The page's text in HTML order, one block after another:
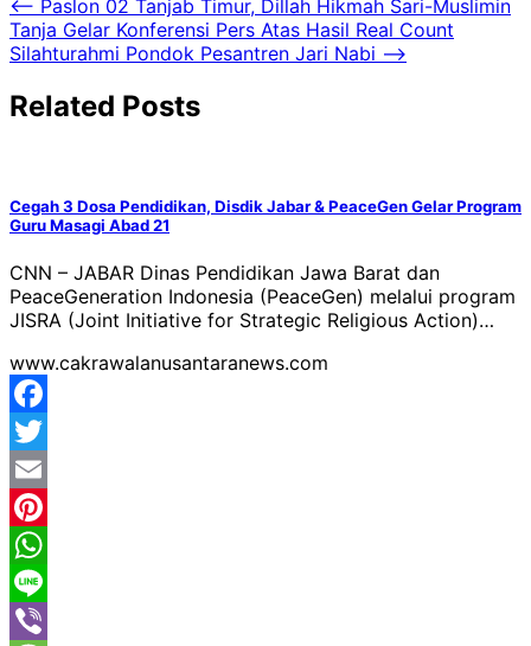
Mail
Share
Navigasi
pos
⟵ Paslon 02 Tanjab Timur, Dillah Hikmah Sari-Muslimin
Tanja Gelar Konferensi Pers Atas Hasil Real Count
Silahturahmi Pondok Pesantren Jari Nabi ⟶
Related Posts
Cegah 3 Dosa Pendidikan, Disdik Jabar & PeaceGen Gelar Program
Guru Masagi Abad 21
CNN – JABAR Dinas Pendidikan Jawa Barat dan
PeaceGeneration Indonesia (PeaceGen) melalui program
JISRA (Joint Initiative for Strategic Religious Action)…
www.cakrawalanusantaranews.com
Facebook
Twitter
Email
Pinterest
WhatsApp
Line